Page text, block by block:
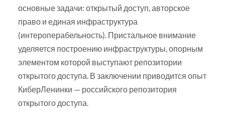
основные задачи: открытый доступ, авторское
право и единая инфраструктура
(интероперабельность). Пристальное внимание
уделяется построению инфраструктуры, опорным
элементом которой выступают репозитории
открытого доступа. В заключении приводится опыт
КиберЛенинки — российского репозитория
открытого доступа.